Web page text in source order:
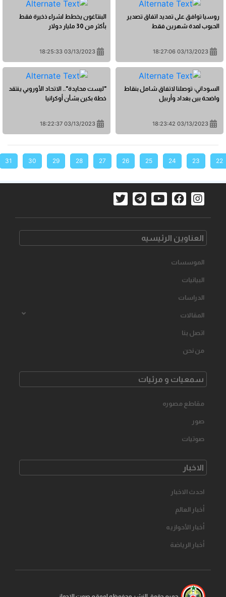
روسيا توافق على تمديد اتفاق تصدير
الحبوب لمدة شهرين فقط
03/13/2023 18:27:06
البنتاغون يخطط لشراء ذخيرة فقط
بأكثر من 30 مليار دولار
03/13/2023 18:25:33
السوداني: توصلنا لاتفاق شامل بنقاط
واضحة بين بغداد وأربيل
03/13/2023 18:23:42
"ليست محايدة".. الاتحاد الأوروبي ينتقد
خطة بكين بشأن أوكرانيا
03/13/2023 18:22:37
22
23
24
25
26
27
28
29
30
31
العناوین الرئیسیه
الموسسات
البیانیات
الدراسات
المقالات
اتصل بنا
من نحن
سمعیات و مرئیات
مقاطع مصوره
صور
صوتیات
الاخبار
احدث الاخبار
أخبار العالم
أخبار الأحوازیه
أخبار الرياضة